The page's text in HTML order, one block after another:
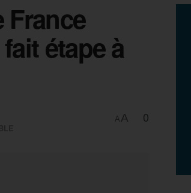
France
étape à
A A 0